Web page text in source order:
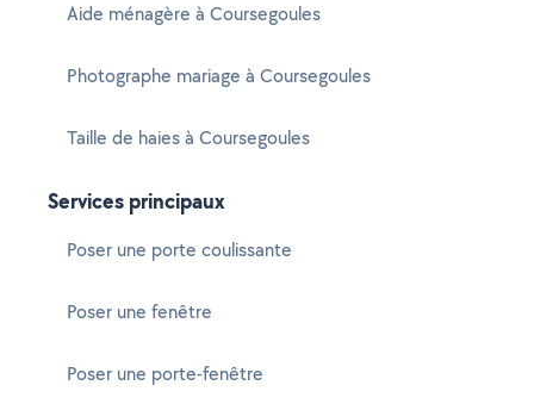
Aide ménagère à Coursegoules
Photographe mariage à Coursegoules
Taille de haies à Coursegoules
Services principaux
Poser une porte coulissante
Poser une fenêtre
Poser une porte-fenêtre